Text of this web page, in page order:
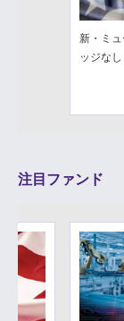
新・ミ
ッジなし
注目ファンド